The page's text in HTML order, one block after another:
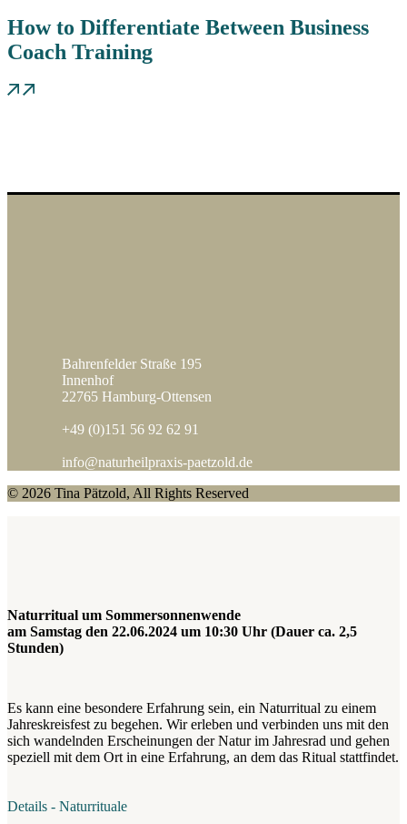
How to Differentiate Between Business
Coach Training
Bahrenfelder Straße 195
Innenhof
22765 Hamburg-Ottensen
+49 (0)151 56 92 62 91
info@naturheilpraxis-paetzold.de
© 2026 Tina Pätzold, All Rights Reserved
Naturritual um Sommersonnenwende
am Samstag den 22.06.2024 um 10:30 Uhr (Dauer ca. 2,5
Stunden)
Es kann eine besondere Erfahrung sein, ein Naturritual zu einem
Jahreskreisfest zu begehen. Wir erleben und verbinden uns mit den
sich wandelnden Erscheinungen der Natur im Jahresrad und gehen
speziell mit dem Ort in eine Erfahrung, an dem das Ritual stattfindet.
Details - Naturrituale